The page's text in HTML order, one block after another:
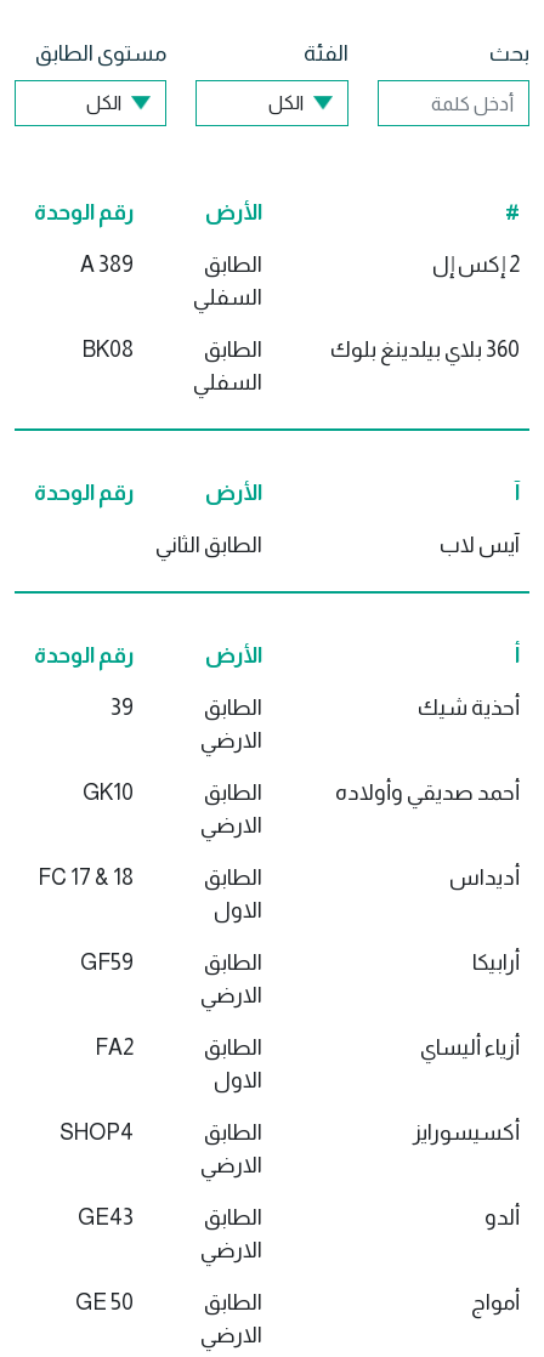
بحث الفئة مستوى الطابق
# الأرض رقم الوحدة
2 إكس إل
الطابق
السفلي
389 A
360 بلاي بيلدينغ بلوك
الطابق
السفلي
BK08
آ الأرض رقم الوحدة
آيس لاب الطابق الثاني
أ الأرض رقم الوحدة
أحذية شيك
الطابق
الارضي
39
أحمد صديقي وأولاده
الطابق
الارضي
GK10
أديداس
الطابق
الاول
FC 17 & 18
أرابيكا
الطابق
الارضي
GF59
أزياء أليساي
الطابق
الاول
FA2
أكسيسورايز
الطابق
الارضي
SHOP4
ألدو
الطابق
الارضي
GE43
أمواج
الطابق
الارضي
GE 50